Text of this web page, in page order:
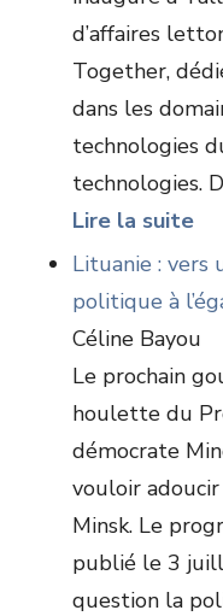
d’affaires
Together,
dans les
technologies
technologies.
Lire la suite
Lituanie : vers
politique à
Céline Bayou
Le prochain
houlette du
démocrate
vouloir adoucir
Minsk. Le
publié le 3
question la